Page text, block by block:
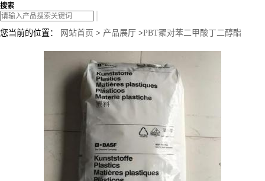
搜索
您当前的位置： 网站首页 > 产品展厅 >PBT聚对苯二甲酸丁二醇酯